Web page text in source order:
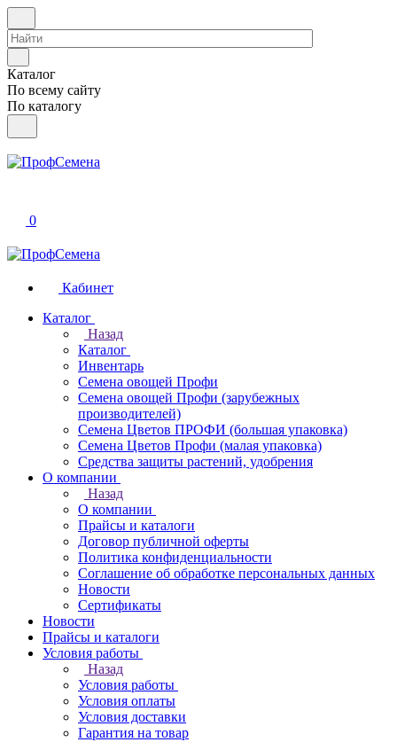
Каталог
По всему сайту
По каталогу
0
Кабинет
Каталог
Назад
Каталог
Инвентарь
Семена овощей Профи
Семена овощей Профи (зарубежных
производителей)
Семена Цветов ПРОФИ (большая упаковка)
Семена Цветов Профи (малая упаковка)
Средства защиты растений, удобрения
О компании
Назад
О компании
Прайсы и каталоги
Договор публичной оферты
Политика конфиденциальности
Соглашение об обработке персональных данных
Новости
Сертификаты
Новости
Прайсы и каталоги
Условия работы
Назад
Условия работы
Условия оплаты
Условия доставки
Гарантия на товар